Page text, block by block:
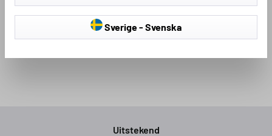
Loading...
Uitstekend
Sverige - Svenska